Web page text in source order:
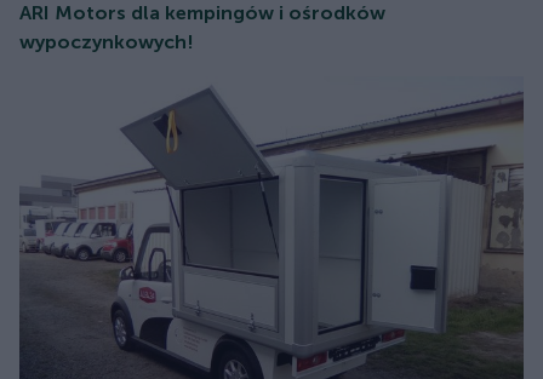
ARI Motors dla kempingów i ośrodków
wypoczynkowych!